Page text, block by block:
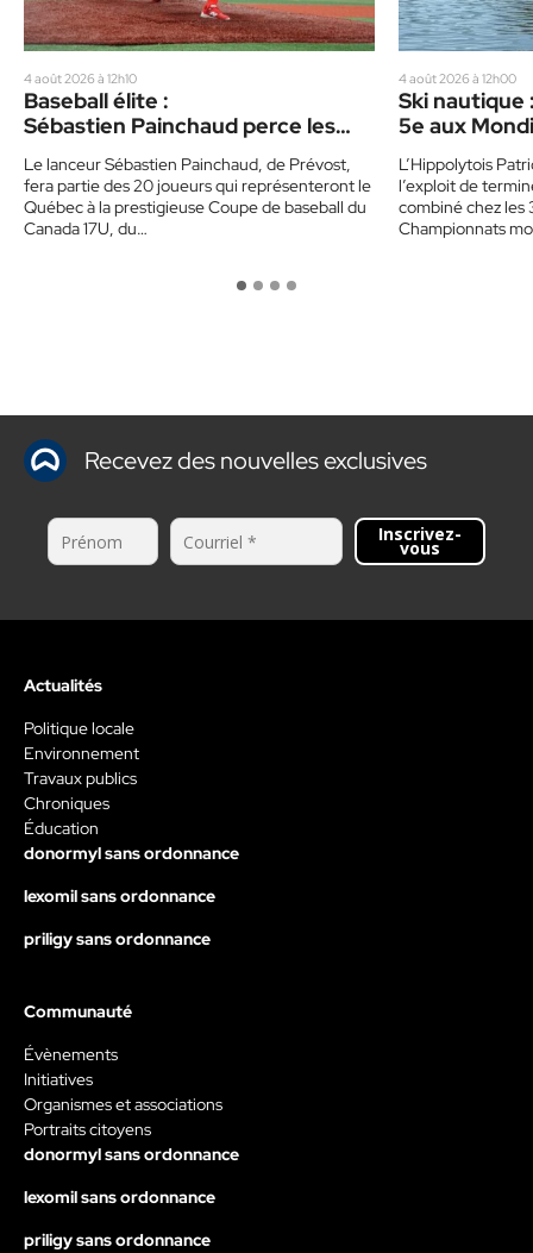
4 août 2026 à 12h10
Baseball élite :
Sébastien Painchaud perce les
Le lanceur Sébastien Painchaud, de Prévost,
fera partie des 20 joueurs qui représenteront le
Québec à la prestigieuse Coupe de baseball du
Canada 17U, du…
4 août 2026 à 12h00
Ski nautique
5e aux
L’Hippolytois
l’exploit de
combiné chez les
Championnats
Recevez des nouvelles exclusives
Inscrivez-
vous
Actualités
Politique locale
Environnement
Travaux publics
Chroniques
Éducation
donormyl sans ordonnance
lexomil sans ordonnance
priligy sans ordonnance
Communauté
Évènements
Initiatives
Organismes et associations
Portraits citoyens
donormyl sans ordonnance
lexomil sans ordonnance
priligy sans ordonnance